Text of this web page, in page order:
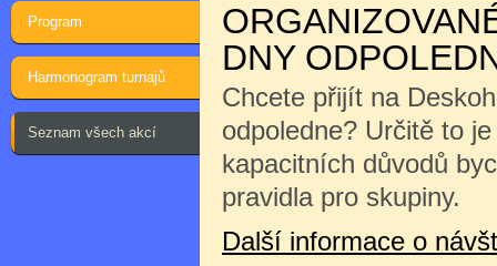
Program
Harmonogram turnajů
Seznam všech akcí
DNY
Chcete přijít na
odpoledne? Určitě to
kapacitních důvodů
pravidla pro skupiny.
Další informace o